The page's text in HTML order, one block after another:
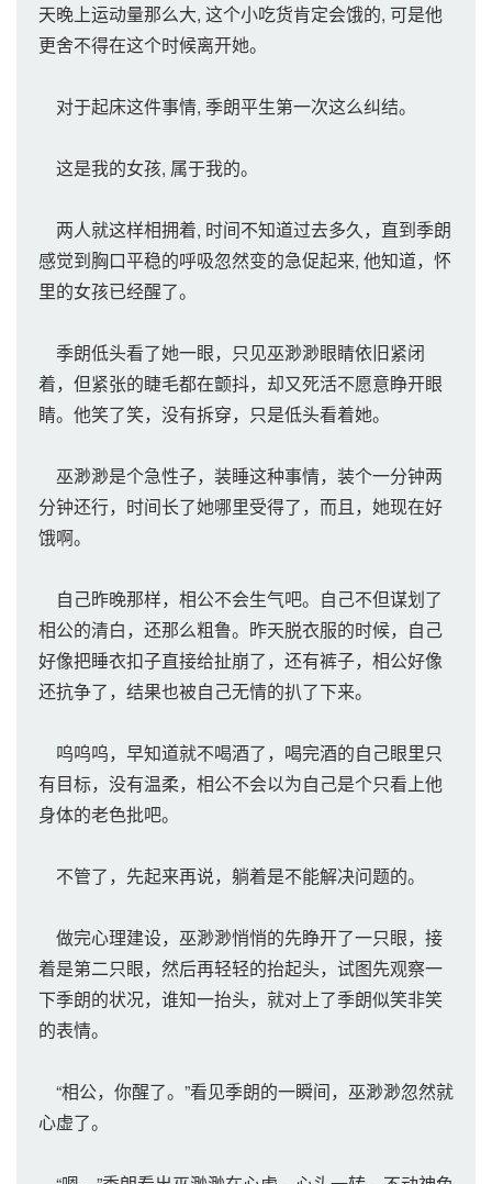
天晚上运动量那么大, 这个小吃货肯定会饿的, 可是他
更舍不得在这个时候离开她。
对于起床这件事情, 季朗平生第一次这么纠结。
这是我的女孩, 属于我的。
两人就这样相拥着, 时间不知道过去多久，直到季朗
感觉到胸口平稳的呼吸忽然变的急促起来, 他知道，怀
里的女孩已经醒了。
季朗低头看了她一眼，只见巫渺渺眼睛依旧紧闭
着，但紧张的睫毛都在颤抖，却又死活不愿意睁开眼
睛。他笑了笑，没有拆穿，只是低头看着她。
巫渺渺是个急性子，装睡这种事情，装个一分钟两
分钟还行，时间长了她哪里受得了，而且，她现在好
饿啊。
自己昨晚那样，相公不会生气吧。自己不但谋划了
相公的清白，还那么粗鲁。昨天脱衣服的时候，自己
好像把睡衣扣子直接给扯崩了，还有裤子，相公好像
还抗争了，结果也被自己无情的扒了下来。
呜呜呜，早知道就不喝酒了，喝完酒的自己眼里只
有目标，没有温柔，相公不会以为自己是个只看上他
身体的老色批吧。
不管了，先起来再说，躺着是不能解决问题的。
做完心理建设，巫渺渺悄悄的先睁开了一只眼，接
着是第二只眼，然后再轻轻的抬起头，试图先观察一
下季朗的状况，谁知一抬头，就对上了季朗似笑非笑
的表情。
“相公，你醒了。”看见季朗的一瞬间，巫渺渺忽然就
心虚了。